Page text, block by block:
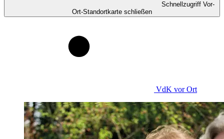
Schnellzugriff Vor-
Ort-Standortkarte schließen
VdK vor Ort